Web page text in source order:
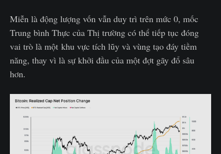
Miễn là động lượng vốn vẫn duy trì trên mức 0, mốc
Trung bình Thực của Thị trường có thể tiếp tục đóng
vai trò là một khu vực tích lũy và vùng tạo đáy tiềm
năng, thay vì là sự khởi đầu của một đợt gãy đổ sâu
hơn.